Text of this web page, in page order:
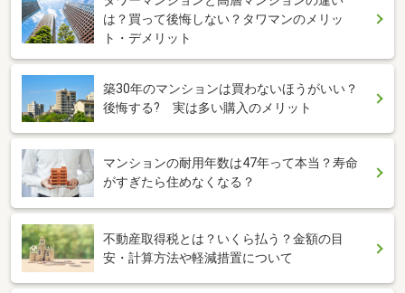
は？買って後悔しない？タワマンのメリッ
ト・デメリット
築30年のマンションは買わないほうがいい？
後悔する? 実は多い購入のメリット
マンションの耐用年数は47年って本当？寿命
がすぎたら住めなくなる？
不動産取得税とは？いくら払う？金額の目
安・計算方法や軽減措置について